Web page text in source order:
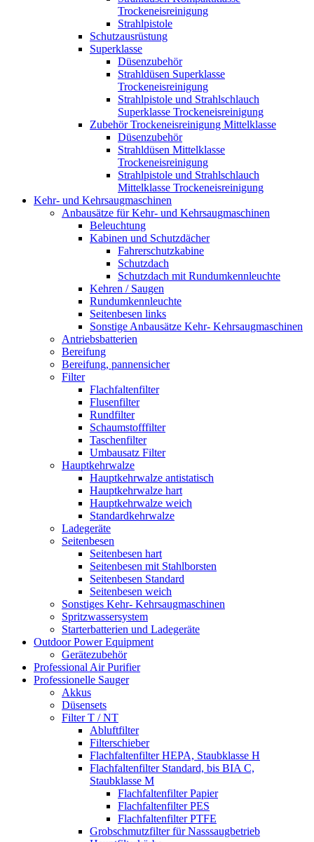
Trockeneisreinigung
Strahlpistole
Schutzausrüstung
Superklasse
Düsenzubehör
Strahldüsen Superklasse
Trockeneisreinigung
Strahlpistole und Strahlschlauch
Superklasse Trockeneisreinigung
Zubehör Trockeneisreinigung Mittelklasse
Düsenzubehör
Strahldüsen Mittelklasse
Trockeneisreinigung
Strahlpistole und Strahlschlauch
Mittelklasse Trockeneisreinigung
Kehr- und Kehrsaugmaschinen
Anbausätze für Kehr- und Kehrsaugmaschinen
Beleuchtung
Kabinen und Schutzdächer
Fahrerschutzkabine
Schutzdach
Schutzdach mit Rundumkennleuchte
Kehren / Saugen
Rundumkennleuchte
Seitenbesen links
Sonstige Anbausätze Kehr- Kehrsaugmaschinen
Antriebsbatterien
Bereifung
Bereifung, pannensicher
Filter
Flachfaltenfilter
Flusenfilter
Rundfilter
Schaumstofffilter
Taschenfilter
Umbausatz Filter
Hauptkehrwalze
Hauptkehrwalze antistatisch
Hauptkehrwalze hart
Hauptkehrwalze weich
Standardkehrwalze
Ladegeräte
Seitenbesen
Seitenbesen hart
Seitenbesen mit Stahlborsten
Seitenbesen Standard
Seitenbesen weich
Sonstiges Kehr- Kehrsaugmaschinen
Spritzwassersystem
Starterbatterien und Ladegeräte
Outdoor Power Equipment
Gerätezubehör
Professional Air Purifier
Professionelle Sauger
Akkus
Düsensets
Filter T / NT
Abluftfilter
Filterschieber
Flachfaltenfilter HEPA, Staubklasse H
Flachfaltenfilter Standard, bis BIA C,
Staubklasse M
Flachfaltenfilter Papier
Flachfaltenfilter PES
Flachfaltenfilter PTFE
Grobschmutzfilter für Nasssaugbetrieb